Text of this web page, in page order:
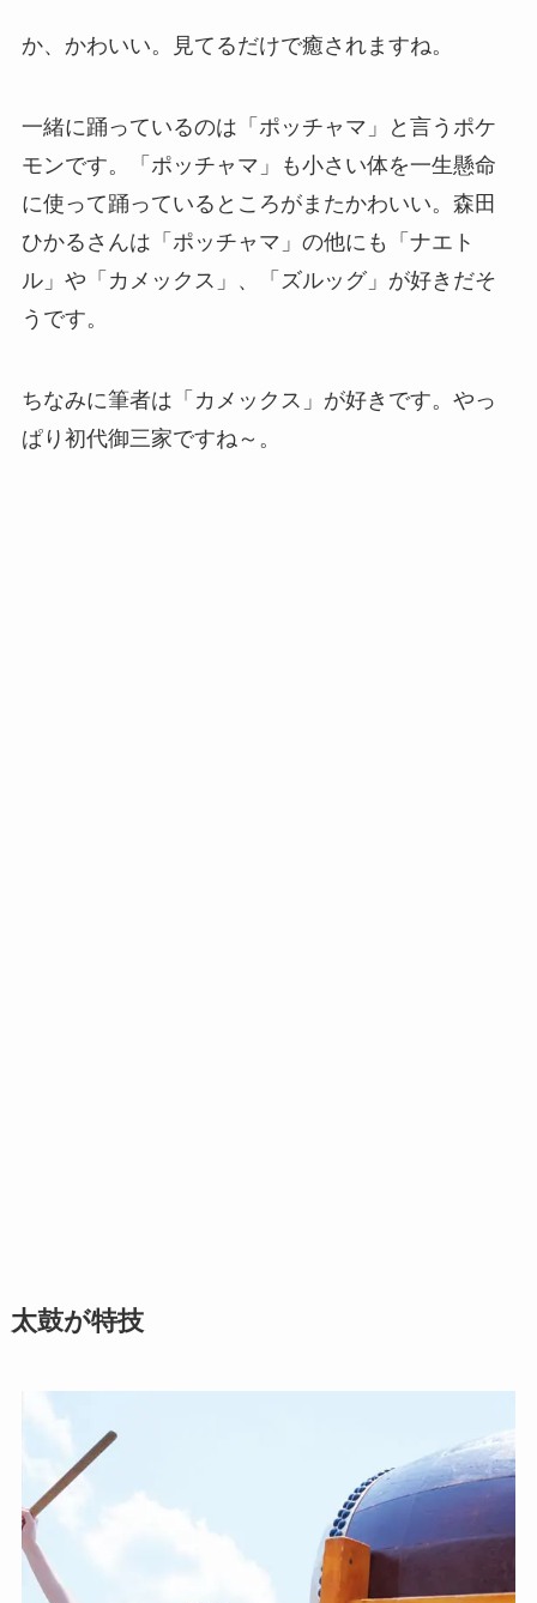
か、かわいい。見てるだけで癒されますね。
一緒に踊っているのは「ポッチャマ」と言うポケ
モンです。「ポッチャマ」も小さい体を一生懸命
に使って踊っているところがまたかわいい。森田
ひかるさんは「ポッチャマ」の他にも「ナエト
ル」や「カメックス」、「ズルッグ」が好きだそ
うです。
ちなみに筆者は「カメックス」が好きです。やっ
ぱり初代御三家ですね～。
太鼓が特技